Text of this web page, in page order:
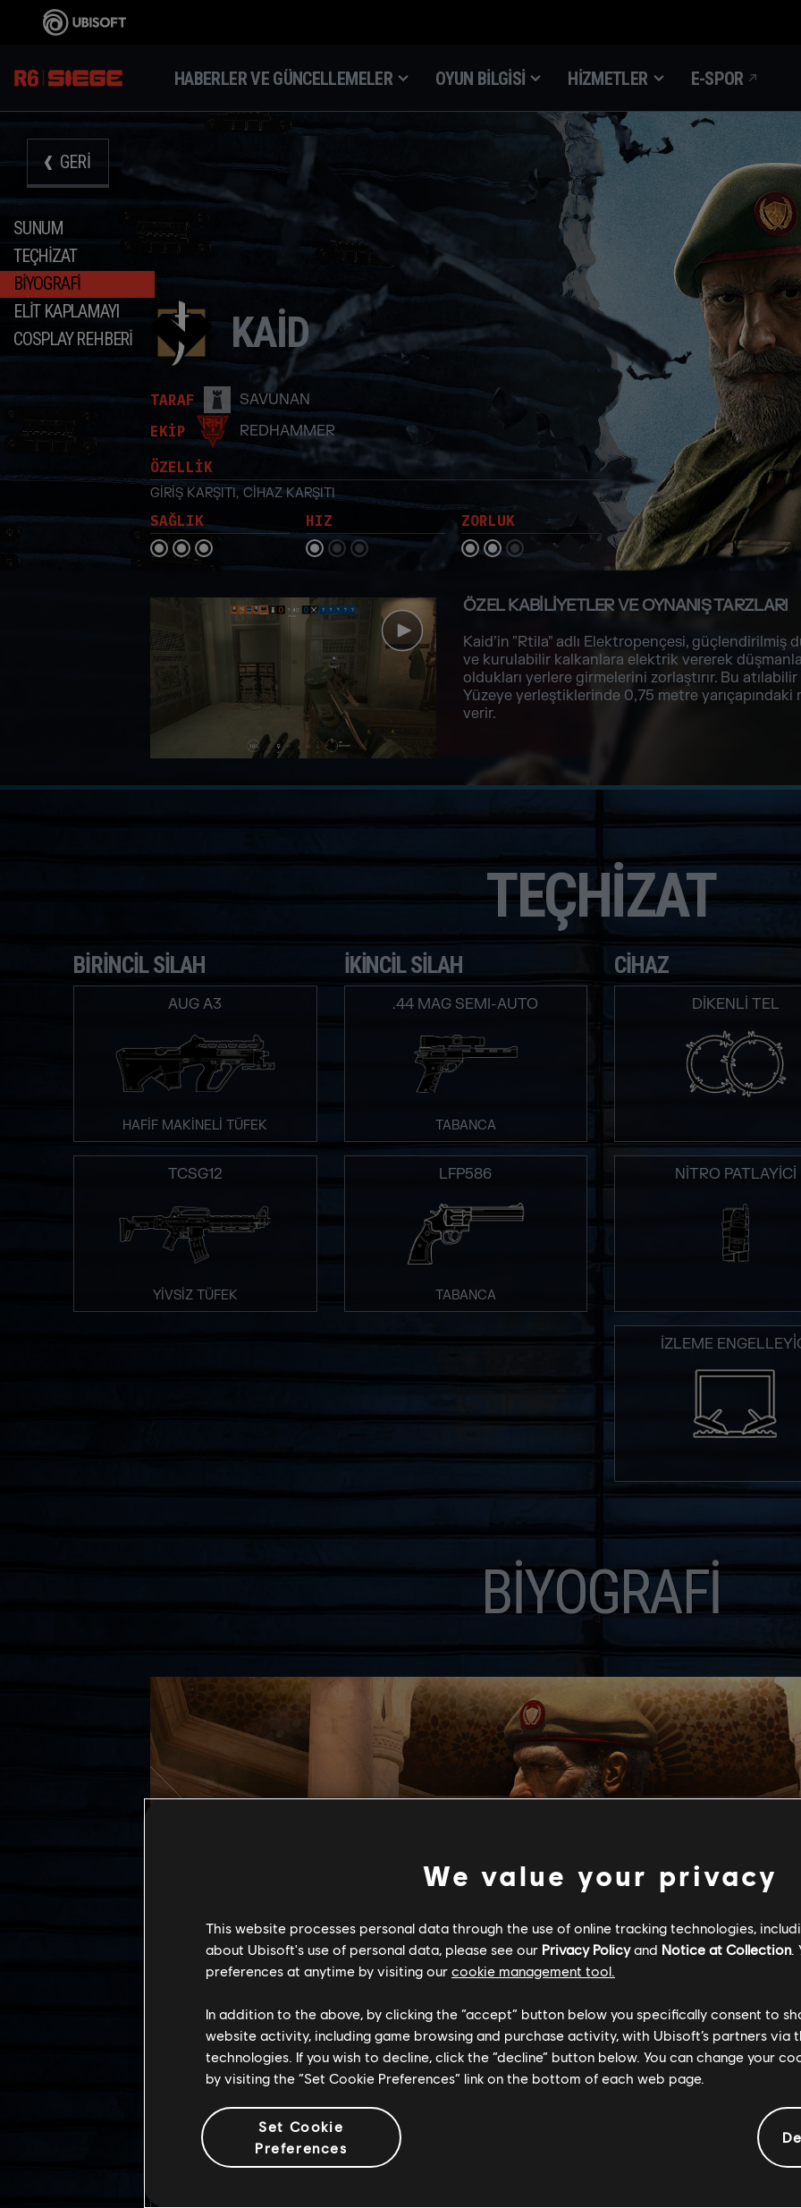
HABERLER VE GÜNCELLEMELER OYUN BILGISI HIZMETLER E-SPOR
SUNUM
TEÇHIZAT
BIYOGRAFI
ELIT KAPLAMAYI
COSPLAY REHBERİ
GERI
KAID
TARAF
SAVUNAN
EKİP
REDHAMMER
ÖZELLİK
GİRİŞ KARŞITI, CİHAZ KARŞITI
SAĞLIK HIZ ZORLUK
ÖZEL KABILIYETLER VE OYNANIŞ TARZLARI
Kaid’in "Rtila" adlı Elektropençesi, güçlendirilmiş
ve kurulabilir kalkanlara elektrik vererek
oldukları yerlere girmelerini zorlaştırır. Bu
Yüzeye yerleştiklerinde 0,75 metre
verir.
TEÇHIZAT
BIRINCIL SILAH
AUG A3
HAFİF MAKİNELİ TÜFEK
TCSG12
YİVSİZ TÜFEK
İKINCIL SILAH
.44 MAG SEMI-AUTO
TABANCA
LFP586
TABANCA
CIHAZ
DIKENLI TEL
NITRO PATLAYICI
İZLEME
BIYOGRAFI
GERÇEK İSIM
Jalal El Fassi
We value your privacy
This website processes personal data through the use of online tracking technologies,
about Ubisoft's use of personal data, please see our Privacy Policyand Notice at Collection.
preferences at anytime by visiting our cookie management tool.
In addition to the above, by clicking the “accept” button below you specifically consent to
website activity, including game browsing and purchase activity, with Ubisoft’s partners via
technologies. If you wish to decline, click the “decline” button below. You can change your
by visiting the “Set Cookie Preferences” link on the bottom of each web page.
Set Cookie
Preferences